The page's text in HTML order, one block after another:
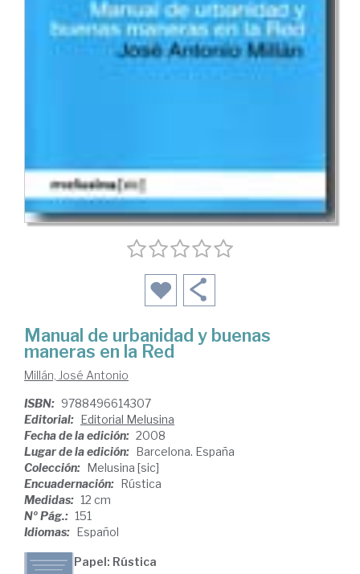
Manual de urbanidad y buenas
maneras en la Red
Millán, José Antonio
ISBN: 9788496614307
Editorial: Editorial Melusina
Fecha de la edición: 2008
Lugar de la edición: Barcelona. España
Colección: Melusina [sic]
Encuadernación: Rústica
Medidas: 12 cm
Nº Pág.: 151
Idiomas: Español
Papel: Rústica